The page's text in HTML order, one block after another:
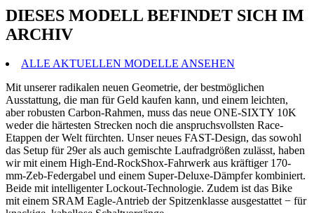
DIESES MODELL BEFINDET SICH IM
ARCHIV
ALLE AKTUELLEN MODELLE ANSEHEN
Mit unserer radikalen neuen Geometrie, der bestmöglichen
Ausstattung, die man für Geld kaufen kann, und einem leichten,
aber robusten Carbon-Rahmen, muss das neue ONE-SIXTY 10K
weder die härtesten Strecken noch die anspruchsvollsten Race-
Etappen der Welt fürchten. Unser neues FAST-Design, das sowohl
das Setup für 29er als auch gemischte Laufradgrößen zulässt, haben
wir mit einem High-End-RockShox-Fahrwerk aus kräftiger 170-
mm-Zeb-Federgabel und einem Super-Deluxe-Dämpfer kombiniert.
Beide mit intelligenter Lockout-Technologie. Zudem ist das Bike
mit einem SRAM Eagle-Antrieb der Spitzenklasse ausgestattet − für